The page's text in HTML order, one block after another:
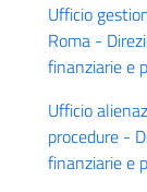
Ufficio
Roma -
finanziarie e
Ufficio
procedure -
finanziarie e